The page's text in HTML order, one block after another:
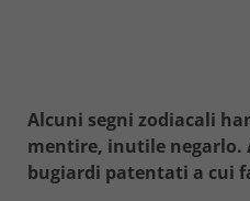
Alcuni segni zodiacali
mentire, inutile negarlo.
bugiardi patentati a cui